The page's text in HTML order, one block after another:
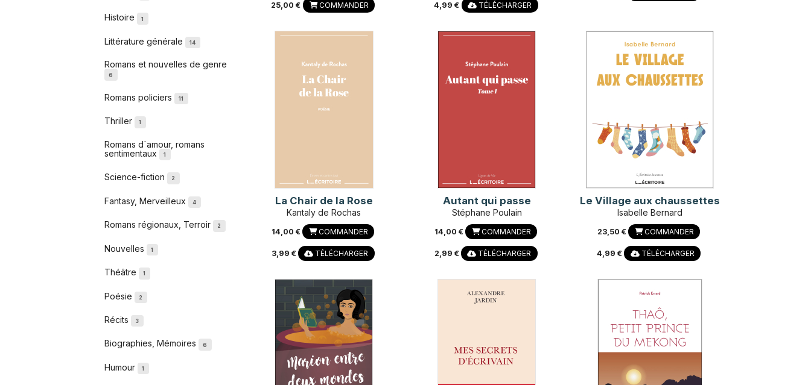
Histoire 1
Littérature générale 14
Romans et nouvelles de genre
6
Romans policiers 11
Thriller 1
Romans d´amour, romans
sentimentaux
1
Science-fiction 2
Fantasy, Merveilleux 4
Romans régionaux, Terroir 2
Nouvelles 1
Théâtre 1
Poésie 2
Récits 3
Biographies, Mémoires 6
Humour 1
25,00 € COMMANDER 4,99 € TÉLÉCHARGER
La Chair de la Rose
Kantaly de Rochas
14,00 € COMMANDER
3,99 € TÉLÉCHARGER
Autant qui passe
Stéphane Poulain
14,00 € COMMANDER
2,99 € TÉLÉCHARGER
Le Village aux chaussettes
Isabelle Bernard
23,50 € COMMANDER
4,99 € TÉLÉCHARGER